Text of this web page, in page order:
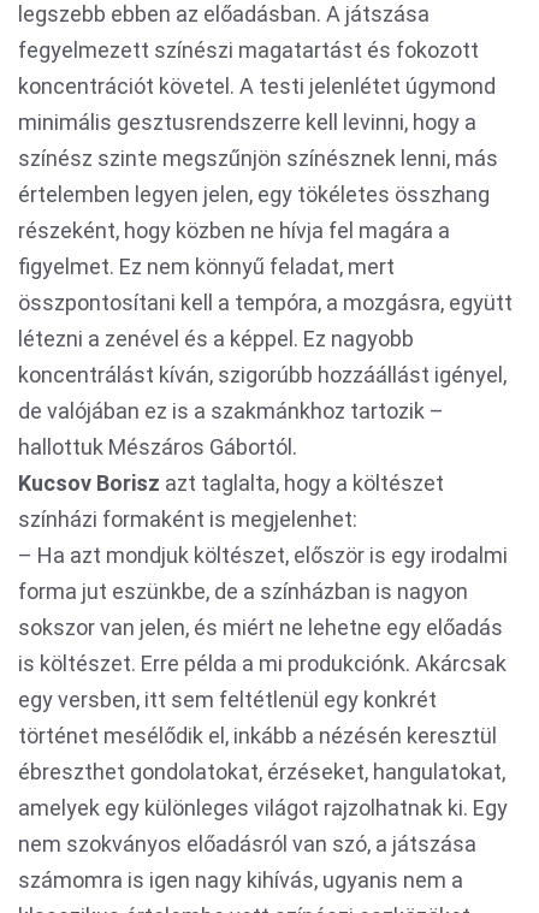
legszebb ebben az előadásban. A játszása
fegyelmezett színészi magatartást és fokozott
koncentrációt követel. A testi jelenlétet úgymond
minimális gesztusrendszerre kell levinni, hogy a
színész szinte megszűnjön színésznek lenni, más
értelemben legyen jelen, egy tökéletes összhang
részeként, hogy közben ne hívja fel magára a
figyelmet. Ez nem könnyű feladat, mert
összpontosítani kell a tempóra, a mozgásra, együtt
létezni a zenével és a képpel. Ez nagyobb
koncentrálást kíván, szigorúbb hozzáállást igényel,
de valójában ez is a szakmánkhoz tartozik –
hallottuk Mészáros Gábortól.
Kucsov Borisz azt taglalta, hogy a költészet
színházi formaként is megjelenhet:
– Ha azt mondjuk költészet, először is egy irodalmi
forma jut eszünkbe, de a színházban is nagyon
sokszor van jelen, és miért ne lehetne egy előadás
is költészet. Erre példa a mi produkciónk. Akárcsak
egy versben, itt sem feltétlenül egy konkrét
történet mesélődik el, inkább a nézésén keresztül
ébreszthet gondolatokat, érzéseket, hangulatokat,
amelyek egy különleges világot rajzolhatnak ki. Egy
nem szokványos előadásról van szó, a játszása
számomra is igen nagy kihívás, ugyanis nem a